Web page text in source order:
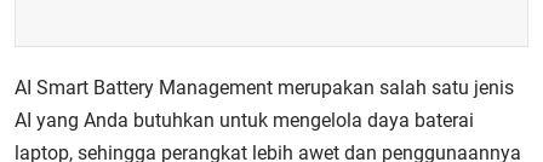
AI Smart Battery Management merupakan salah satu jenis
AI yang Anda butuhkan untuk mengelola daya baterai
laptop, sehingga perangkat lebih awet dan penggunaannya